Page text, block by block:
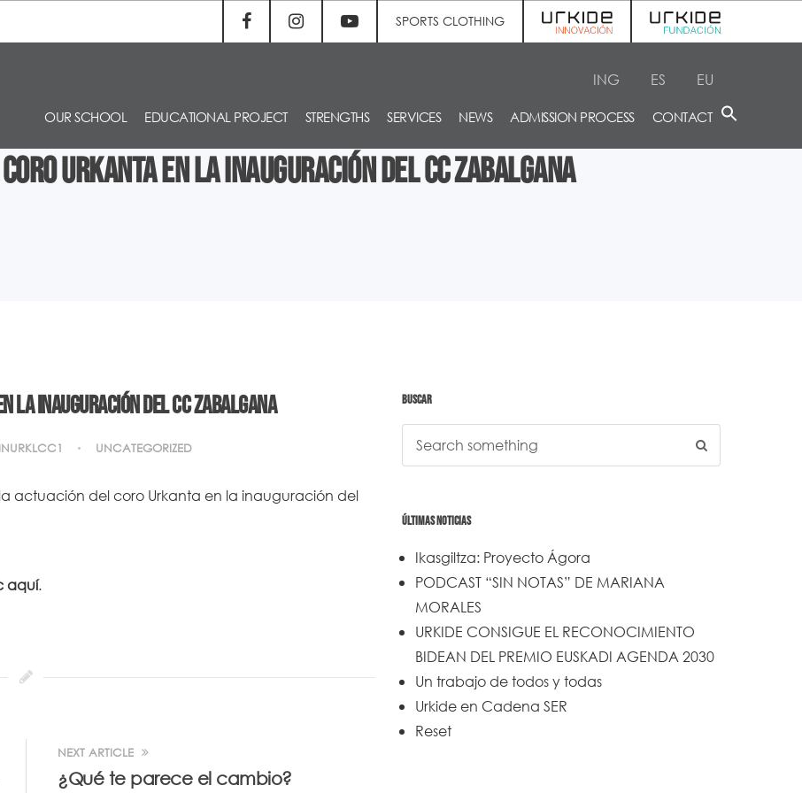
SPORTS CLOTHING
ING ES EU
OUR SCHOOL EDUCATIONAL PROJECT STRENGTHS SERVICES NEWS ADMISSION PROCESS CONTACT
Urkanta en la inauguración del CC Zabalgana
la inauguración del CC Zabalgana
UNCATEGORIZED
actuación del coro Urkanta en la inauguración del
aquí.
NEXT ARTICLE
¿Qué te parece el cambio?
BUSCAR
ÚLTIMAS NOTICIAS
Ikasgiltza: Proyecto Ágora
PODCAST “SIN NOTAS” DE MARIANA
MORALES
URKIDE CONSIGUE EL RECONOCIMIENTO
BIDEAN DEL PREMIO EUSKADI AGENDA 2030
Un trabajo de todos y todas
Urkide en Cadena SER
Reset